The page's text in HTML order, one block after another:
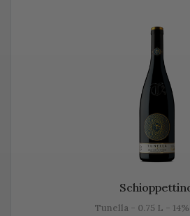
un vin care nu fermentează după
consumă de regulă, în primii 3
scăzut de alcool, astfel că este
Se bea în pahare cu pereți înalți,
temperatura ideală de servire fiind
putea spune despre Prosecco că
plăcere, dar și ca aperitiv, înainte
Este un vin proaspăt, ce se
Tunella - 0.75 L -